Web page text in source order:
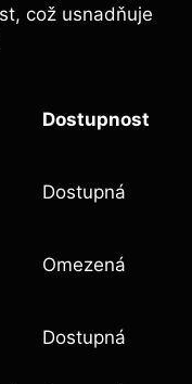
což usnadňuje
Dostupnost
Dostupná
Omezená
Dostupná